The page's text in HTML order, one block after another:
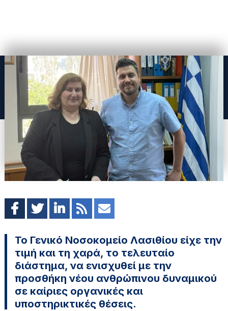
Το Γενικό Νοσοκομείο Λασιθίου είχε την
τιμή και τη χαρά, το τελευταίο
διάστημα, να ενισχυθεί με την
προσθήκη νέου ανθρώπινου δυναμικού
σε καίριες οργανικές και
υποστηρικτικές θέσεις.